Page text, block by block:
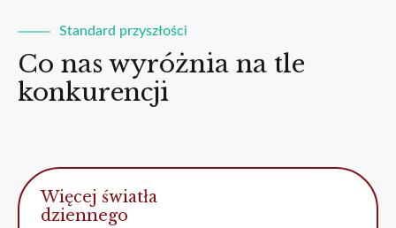
Standard przyszłości
Co nas wyróżnia na tle
konkurencji
Więcej światła
dziennego